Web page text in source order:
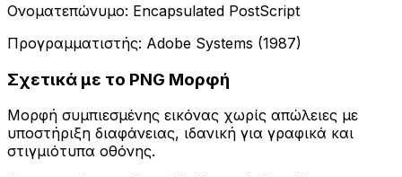
Ονοματεπώνυμο: Encapsulated PostScript
Προγραμματιστής: Adobe Systems (1987)
Σχετικά με το PNG Μορφή
Μορφή συμπιεσμένης εικόνας χωρίς απώλειες με
υποστήριξη διαφάνειας, ιδανική για γραφικά και
στιγμιότυπα οθόνης.